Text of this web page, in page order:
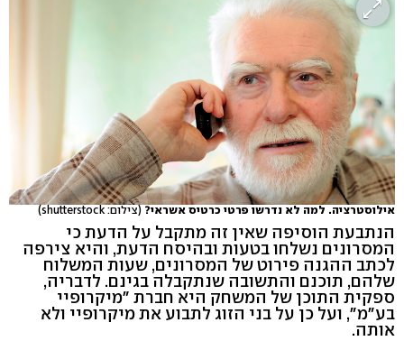
אילוסטרציה. למה לא נדרשו פרטי כרטיס אשראי? (צילום: shutterstock)
הנתבעת הוסיפה שאין זה מתקבל על הדעת כי
המסרונים נשלחו בטעות ובהיסח הדעת, והיא צירפה
לכתב ההגנה פירוט של המסרונים, שעות המשלוח
שלהם, תוכנם והתשובה שנתקבלה בגינם. לדבריה,
ספקית התוכן של המשחק היא חברת "מיקרופיי
בע"מ", ועל כן על בני הזוג לתבוע את מיקרופיי ולא
אותה.